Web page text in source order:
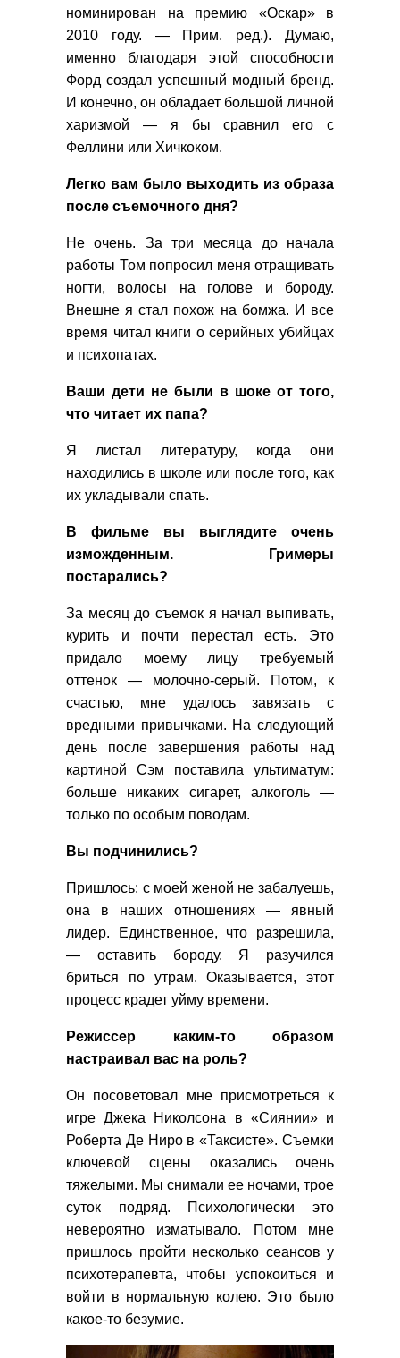
номинирован на премию «Оскар» в
2010 году. — Прим. ред.). Думаю,
именно благодаря этой способности
Форд создал успешный модный бренд.
И конечно, он обладает большой личной
харизмой — я бы сравнил его с
Феллини или Хичкоком.
Легко вам было выходить из образа
после съемочного дня?
Не очень. За три месяца до начала
работы Том попросил меня отращивать
ногти, волосы на голове и бороду.
Внешне я стал похож на бомжа. И все
время читал книги о серийных убийцах
и психопатах.
Ваши дети не были в шоке от того,
что читает их папа?
Я листал литературу, когда они
находились в школе или после того, как
их укладывали спать.
В фильме вы выглядите очень
изможденным. Гримеры
постарались?
За месяц до съемок я начал выпивать,
курить и почти перестал есть. Это
придало моему лицу требуемый
оттенок — молочно-серый. Потом, к
счастью, мне удалось завязать с
вредными привычками. На следующий
день после завершения работы над
картиной Сэм поставила ультиматум:
больше никаких сигарет, алкоголь —
только по особым поводам.
Вы подчинились?
Пришлось: с моей женой не забалуешь,
она в наших отношениях — явный
лидер. Единственное, что разрешила,
— оставить бороду. Я разучился
бриться по утрам. Оказывается, этот
процесс крадет уйму времени.
Режиссер каким-то образом
настраивал вас на роль?
Он посоветовал мне присмотреться к
игре Джека Николсона в «Сиянии» и
Роберта Де Ниро в «Таксисте». Съемки
ключевой сцены оказались очень
тяжелыми. Мы снимали ее ночами, трое
суток подряд. Психологически это
невероятно изматывало. Потом мне
пришлось пройти несколько сеансов у
психотерапевта, чтобы успокоиться и
войти в нормальную колею. Это было
какое-то безумие.